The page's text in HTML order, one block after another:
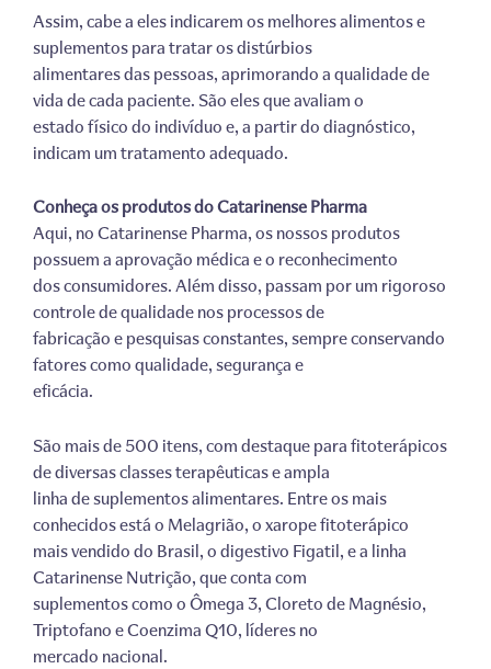
Assim, cabe a eles indicarem os melhores alimentos e
suplementos para tratar os distúrbios
alimentares das pessoas, aprimorando a qualidade de
vida de cada paciente. São eles que avaliam o
estado físico do indivíduo e, a partir do diagnóstico,
indicam um tratamento adequado.
Conheça os produtos do Catarinense Pharma
Aqui, no Catarinense Pharma, os nossos produtos
possuem a aprovação médica e o reconhecimento
dos consumidores. Além disso, passam por um rigoroso
controle de qualidade nos processos de
fabricação e pesquisas constantes, sempre conservando
fatores como qualidade, segurança e
eficácia.
São mais de 500 itens, com destaque para fitoterápicos
de diversas classes terapêuticas e ampla
linha de suplementos alimentares. Entre os mais
conhecidos está o Melagrião, o xarope fitoterápico
mais vendido do Brasil, o digestivo Figatil, e a linha
Catarinense Nutrição, que conta com
suplementos como o Ômega 3, Cloreto de Magnésio,
Triptofano e Coenzima Q10, líderes no
mercado nacional.